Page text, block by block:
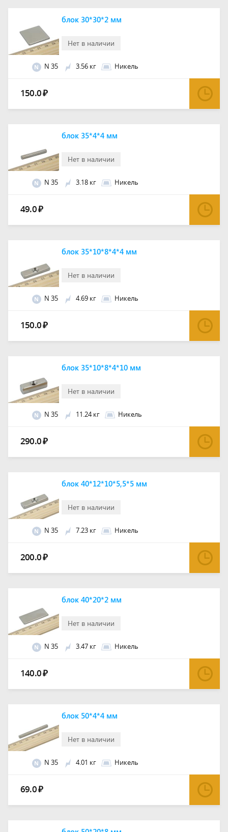
Нет в наличии
блок 30*30*2 мм
N N 35 3.56 кг Никель
150.0₽
Нет в наличии
блок 35*4*4 мм
N N 35 3.18 кг Никель
49.0₽
Нет в наличии
блок 35*10*8*4*4 мм
N N 35 4.69 кг Никель
150.0₽
Нет в наличии
блок 35*10*8*4*10 мм
N N 35 11.24 кг Никель
290.0₽
Нет в наличии
блок 40*12*10*5,5*5 мм
N N 35 7.23 кг Никель
200.0₽
Нет в наличии
блок 40*20*2 мм
N N 35 3.47 кг Никель
140.0₽
Нет в наличии
блок 50*4*4 мм
N N 35 4.01 кг Никель
69.0₽